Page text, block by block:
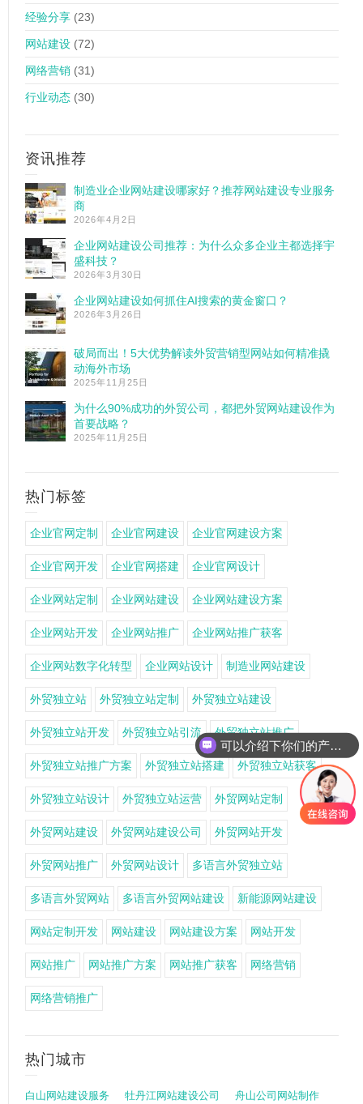
经验分享 (23)
网站建设 (72)
网络营销 (31)
行业动态 (30)
资讯推荐
制造业企业网站建设哪家好？推荐网站建设专业服务
商
2026年4月2日
企业网站建设公司推荐：为什么众多企业主都选择宇
盛科技？
2026年3月30日
企业网站建设如何抓住AI搜索的黄金窗口？
2026年3月26日
破局而出！5大优势解读外贸营销型网站如何精准撬
动海外市场
2025年11月25日
为什么90%成功的外贸公司，都把外贸网站建设作为
首要战略？
2025年11月25日
热门标签
企业官网定制 企业官网建设 企业官网建设方案
企业官网开发 企业官网搭建 企业官网设计
企业网站定制 企业网站建设 企业网站建设方案
企业网站开发 企业网站推广 企业网站推广获客
企业网站数字化转型 企业网站设计 制造业网站建设
外贸独立站 外贸独立站定制 外贸独立站建设
外贸独立站开发 外贸独立站引流 外贸独立站推广
外贸独立站推广方案 外贸独立站搭建 外贸独立站获客
外贸独立站设计 外贸独立站运营 外贸网站定制
外贸网站建设 外贸网站建设公司 外贸网站开发
外贸网站推广 外贸网站设计 多语言外贸独立站
多语言外贸网站 多语言外贸网站建设 新能源网站建设
网站定制开发 网站建设 网站建设方案 网站开发
网站推广 网站推广方案 网站推广获客 网络营销
网络营销推广
热门城市
白山网站建设服务 牡丹江网站建设公司 舟山公司网站制作
可以介绍下你们的产品么